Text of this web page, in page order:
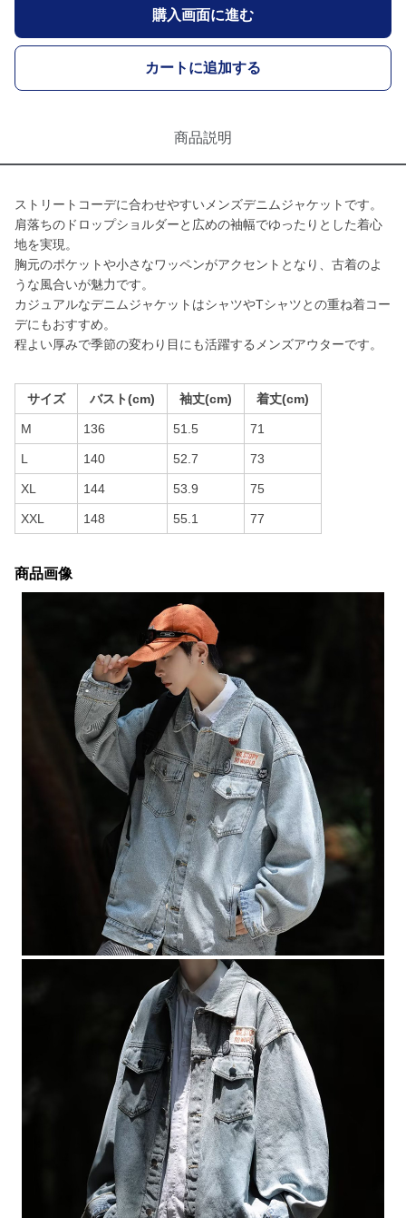
購入画面に進む
カートに追加する
商品説明
ストリートコーデに合わせやすいメンズデニムジャケットです。
肩落ちのドロップショルダーと広めの袖幅でゆったりとした着心
地を実現。
胸元のポケットや小さなワッペンがアクセントとなり、古着のよ
うな風合いが魅力です。
カジュアルなデニムジャケットはシャツやTシャツとの重ね着コー
デにもおすすめ。
程よい厚みで季節の変わり目にも活躍するメンズアウターです。
サイズ バスト(cm) 袖丈(cm) 着丈(cm)
M 136 51.5 71
L 140 52.7 73
XL 144 53.9 75
XXL 148 55.1 77
商品画像